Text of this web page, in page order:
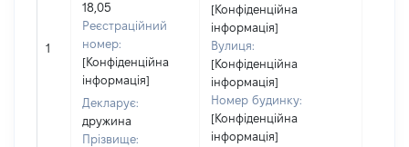
1
18,05
Реєстраційний
номер:
[Конфіденційна
інформація]
Декларує:
дружина
Прізвище:
[Конфіденційна
інформація]
Вулиця:
[Конфіденційна
інформація]
Номер будинку:
[Конфіденційна
інформація]